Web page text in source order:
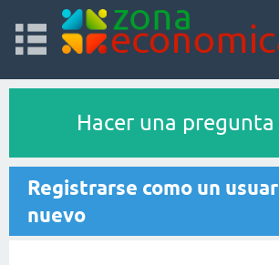
Hacer una pregunta
Registrarse como un
nuevo